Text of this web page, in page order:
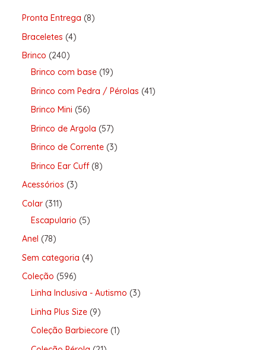
Pronta Entrega 8
Braceletes 4
Brinco 240
Brinco com base 19
Brinco com Pedra / Pérolas 41
Brinco Mini 56
Brinco de Argola 57
Brinco de Corrente 3
Brinco Ear Cuff 8
Acessórios 3
Colar 311
Escapulario 5
Anel 78
Sem categoria 4
Coleção 596
Linha Inclusiva - Autismo 3
Linha Plus Size 9
Coleção Barbiecore 1